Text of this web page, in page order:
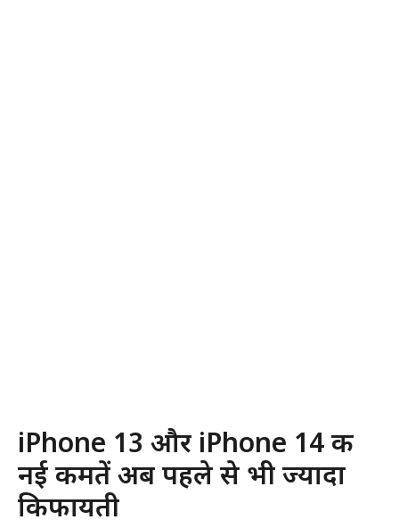
iPhone 13 और iPhone 14 की
नई कीमतें अब पहले से भी ज्यादा
किफायती